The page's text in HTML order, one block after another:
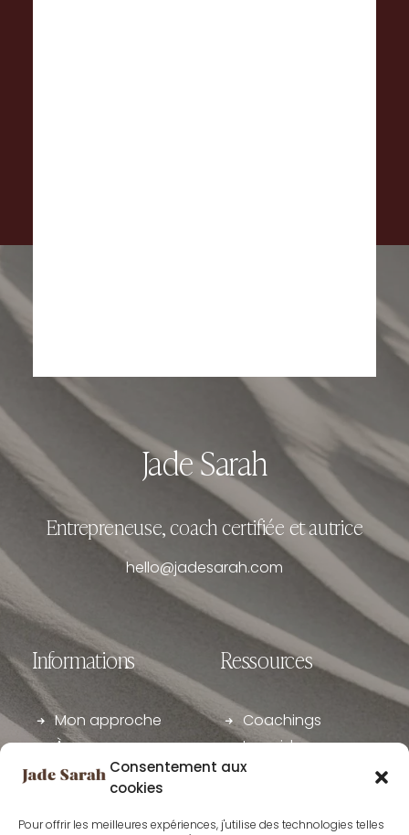
Consentement aux
cookies
Pour offrir les meilleures expériences, j'utilise des technologies telles
Jade Sarah
Entrepreneuse, coach certifiée et autrice
hello@jadesarah.com
Informations
Mon approche
À propos
Club Manyfest
Manyfest
Academy
Ressources
Coachings
Le guide
Articles
Livre